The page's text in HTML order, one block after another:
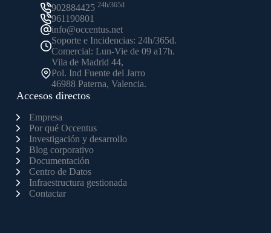
902884425 24h/365d
961190801
info@occentus.net
Soporte e Incidencias: 24h/365d.
Comercial: Lun-Vie de 09 a17h.
Vila de Madrid 44,
Pol. Ind Fuente del Jarro
46988 Paterna, Valencia.
Accesos directos
Empresa
Por qué Occentus
Investigación y desarrollo
Blog corporativo
Documentación
Centro de Datos
Infraestructura gestionada
Contactar